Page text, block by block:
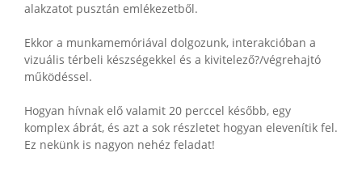
alakzatot pusztán emlékezetből.
Ekkor a munkamemóriával dolgozunk, interakcióban a
vizuális térbeli készségekkel és a kivitelező?/végrehajtó
működéssel.
Hogyan hívnak elő valamit 20 perccel később, egy
komplex ábrát, és azt a sok részletet hogyan elevenítik fel.
Ez nekünk is nagyon nehéz feladat!